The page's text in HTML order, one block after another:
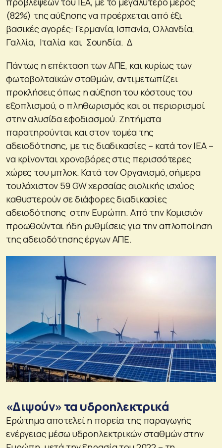
(82%) της αύξησης να προέρχεται από έξι
βασικές αγορές: Γερμανία, Ισπανία, Ολλανδία,
Γαλλία, Ιταλία και Σουηδία. Δ
Πάντως η επέκταση των ΑΠΕ, και κυρίως των
φωτοβολταϊκών σταθμών, αντιμετωπίζει
προκλήσεις όπως η αύξηση του κόστους του
εξοπλισμού, ο πληθωρισμός και οι περιορισμοί
στην αλυσίδα εφοδιασμού. Ζητήματα
παρατηρούνται και στον τομέα της
αδειοδότησης, με τις διαδικασίες – κατά τον ΙΕΑ –
να κρίνονται χρονοβόρες στις περισσότερες
χώρες του μπλοκ. Κατά τον Οργανισμό, σήμερα
τουλάχιστον 59 GW χερσαίας αιολικής ισχύος
καθυστερούν σε διάφορες διαδικασίες
αδειοδότησης στην Ευρώπη. Από την Κομισιόν
προωθούνται ήδη ρυθμίσεις για την απλοποίηση
της αδειοδότησης έργων ΑΠΕ.
«Διψούν» τα υδροηλεκτρικά
Ερώτημα αποτελεί η πορεία της παραγωγής
ενέργειας μέσω υδροηλεκτρικών σταθμών στην